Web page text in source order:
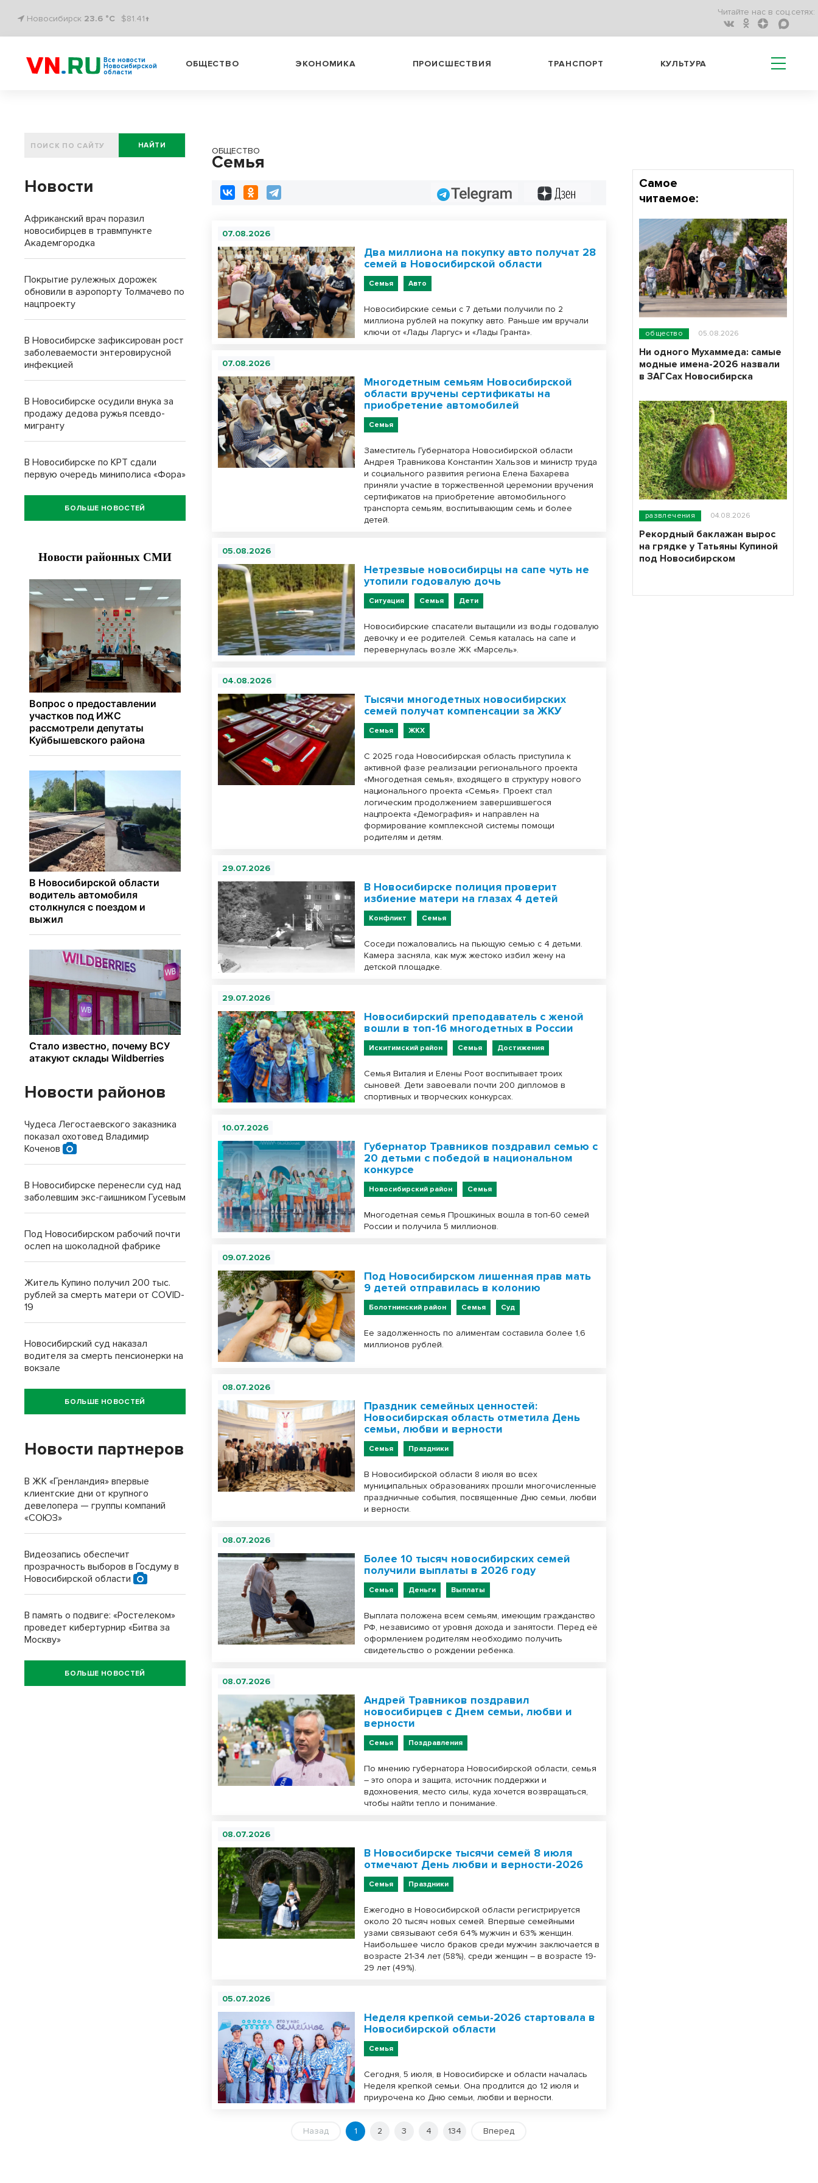
Новосибирск 23.6 °C $81.41↑
Читайте нас в соц.сетях:
Все новости
Новосибирской
области
ОБЩЕСТВО ЭКОНОМИКА ПРОИСШЕСТВИЯ ТРАНСПОРТ КУЛЬТУРА
ОБЩЕСТВО
Семья
Telegram
07.08.2026
Два миллиона на покупку авто получат 28
семей в Новосибирской области
Семья Авто
Новосибирские семьи с 7 детьми получили по 2
миллиона рублей на покупку авто. Раньше им вручали
ключи от «Лады Ларгус» и «Лады Гранта».
07.08.2026
Многодетным семьям Новосибирской
области вручены сертификаты на
приобретение автомобилей
Семья
Заместитель Губернатора Новосибирской области
Андрея Травникова Константин Хальзов и министр труда
и социального развития региона Елена Бахарева
приняли участие в торжественной церемонии вручения
сертификатов на приобретение автомобильного
транспорта семьям, воспитывающим семь и более
детей.
05.08.2026
Нетрезвые новосибирцы на сапе чуть не
утопили годовалую дочь
Ситуация Семья Дети
Новосибирские спасатели вытащили из воды годовалую
девочку и ее родителей. Семья каталась на сапе и
перевернулась возле ЖК «Марсель».
04.08.2026
Тысячи многодетных новосибирских
семей получат компенсации за ЖКУ
Семья ЖКХ
С 2025 года Новосибирская область приступила к
активной фазе реализации регионального проекта
«Многодетная семья», входящего в структуру нового
национального проекта «Семья». Проект стал
логическим продолжением завершившегося
нацпроекта «Демография» и направлен на
формирование комплексной системы помощи
родителям и детям.
29.07.2026
В Новосибирске полиция проверит
избиение матери на глазах 4 детей
Конфликт Семья
Соседи пожаловались на пьющую семью с 4 детьми.
Камера засняла, как муж жестоко избил жену на
детской площадке.
29.07.2026
Новосибирский преподаватель с женой
вошли в топ-16 многодетных в России
Искитимский район Семья Достижения
Семья Виталия и Елены Роот воспитывает троих
сыновей. Дети завоевали почти 200 дипломов в
спортивных и творческих конкурсах.
10.07.2026
Губернатор Травников поздравил семью с
20 детьми с победой в национальном
конкурсе
Новосибирский район Семья
Многодетная семья Прошкиных вошла в топ-60 семей
России и получила 5 миллионов.
09.07.2026
Под Новосибирском лишенная прав мать
9 детей отправилась в колонию
Болотнинский район Семья Суд
Ее задолженность по алиментам составила более 1,6
миллионов рублей.
08.07.2026
Праздник семейных ценностей:
Новосибирская область отметила День
семьи, любви и верности
Семья Праздники
В Новосибирской области 8 июля во всех
муниципальных образованиях прошли многочисленные
праздничные события, посвященные Дню семьи, любви
и верности.
08.07.2026
Более 10 тысяч новосибирских семей
получили выплаты в 2026 году
Семья Деньги Выплаты
Выплата положена всем семьям, имеющим гражданство
РФ, независимо от уровня дохода и занятости. Перед её
оформлением родителям необходимо получить
свидетельство о рождении ребенка.
08.07.2026
Андрей Травников поздравил
новосибирцев с Днем семьи, любви и
верности
Семья Поздравления
По мнению губернатора Новосибирской области, семья
– это опора и защита, источник поддержки и
вдохновения, место силы, куда хочется возвращаться,
чтобы найти тепло и понимание.
08.07.2026
В Новосибирске тысячи семей 8 июля
отмечают День любви и верности-2026
Семья Праздники
Ежегодно в Новосибирской области регистрируется
около 20 тысяч новых семей. Впервые семейными
узами связывают себя 64% мужчин и 63% женщин.
Наибольшее число браков среди мужчин заключается в
возрасте 21-34 лет (58%), среди женщин – в возрасте 19-
29 лет (49%).
05.07.2026
Неделя крепкой семьи-2026 стартовала в
Новосибирской области
Семья
Сегодня, 5 июля, в Новосибирске и области началась
Неделя крепкой семьи. Она продлится до 12 июля и
приурочена ко Дню семьи, любви и верности.
Назад 1 2 3 4 134 Вперед
НАЙТИ
Новости
Африканский врач поразил
новосибирцев в травмпункте
Академгородка
Покрытие рулежных дорожек
обновили в аэропорту Толмачево по
нацпроекту
В Новосибирске зафиксирован рост
заболеваемости энтеровирусной
инфекцией
В Новосибирске осудили внука за
продажу дедова ружья псевдо-
мигранту
В Новосибирске по КРТ сдали
первую очередь миниполиса «Фора»
БОЛЬШЕ НОВОСТЕЙ
Новости районов
Чудеса Легостаевского заказника
показал охотовед Владимир
Коченов
В Новосибирске перенесли суд над
заболевшим экс-гаишником Гусевым
Под Новосибирском рабочий почти
ослеп на шоколадной фабрике
Житель Купино получил 200 тыс.
рублей за смерть матери от COVID-
19
Новосибирский суд наказал
водителя за смерть пенсионерки на
вокзале
БОЛЬШЕ НОВОСТЕЙ
Новости партнеров
В ЖК «Гренландия» впервые
клиентские дни от крупного
девелопера — группы компаний
«СОЮЗ»
Видеозапись обеспечит
прозрачность выборов в Госдуму в
Новосибирской области
В память о подвиге: «Ростелеком»
проведет кибертурнир «Битва за
Москву»
БОЛЬШЕ НОВОСТЕЙ
Самое
читаемое:
общество 05.08.2026
Ни одного Мухаммеда: самые
модные имена-2026 назвали
в ЗАГСах Новосибирска
развлечения 04.08.2026
Рекордный баклажан вырос
на грядке у Татьяны Купиной
под Новосибирском